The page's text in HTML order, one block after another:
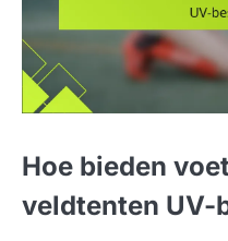
Hoe bieden
veldtenten UV-